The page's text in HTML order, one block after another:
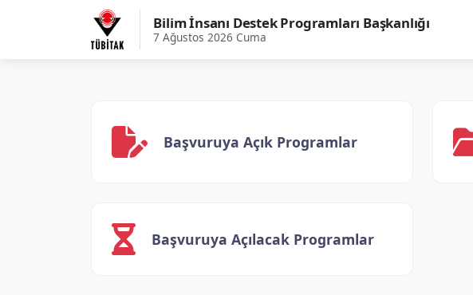
Bilim İnsanı Destek Programları Başkanlığı
7 Ağustos 2026 Cuma
Başvuruya Açık Programlar
Başvuruya Açılacak Programlar